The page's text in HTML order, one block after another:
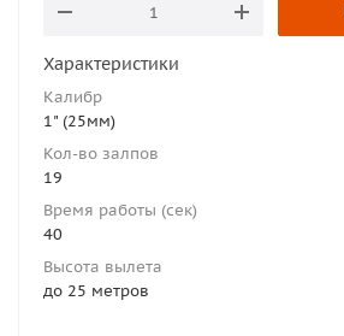
Характеристики
Калибр
1" (25мм)
Кол-во залпов
19
Время работы (сек)
40
Высота вылета
до 25 метров